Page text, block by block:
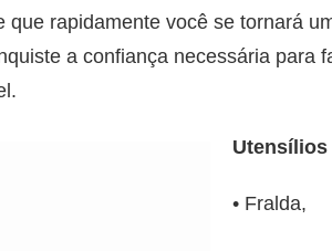
que rapidamente você se tornará
a confiança necessária para
• Fralda,